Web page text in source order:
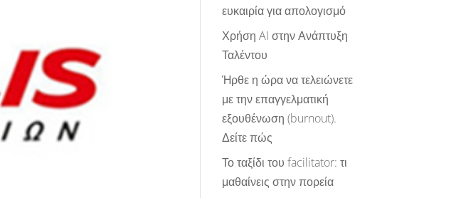
ευκαιρία για απολογισμό
Χρήση AI στην Ανάπτυξη
Ταλέντου
Ήρθε η ώρα να τελειώνετε
με την επαγγελματική
εξουθένωση (burnout).
Δείτε πώς
Το ταξίδι του facilitator: τι
μαθαίνεις στην πορεία